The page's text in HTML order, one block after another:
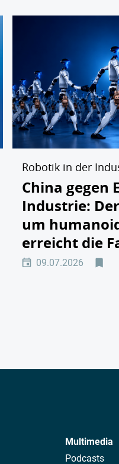
Robotik in der
China gegen
Industrie:
um
erreicht die
09.07.2026
Multimedia
Podcasts